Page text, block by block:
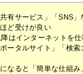
共有サービス」「SNS
ど受けが良い
降はインターネットを
ータルサイト」「検
になると「簡単な仕組